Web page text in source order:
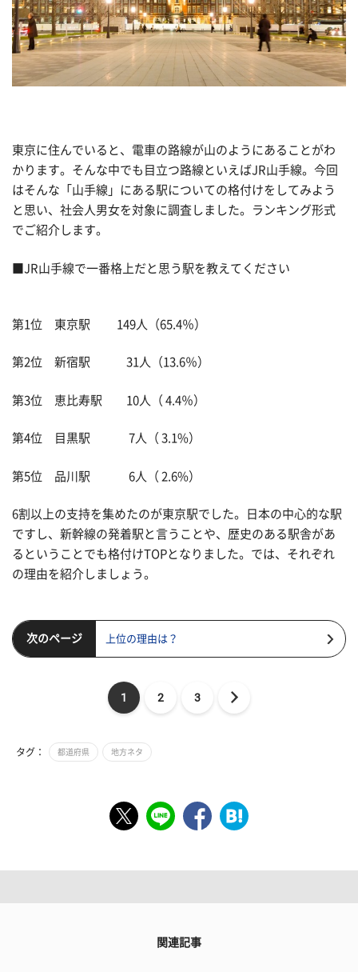
東京に住んでいると、電車の路線が山のようにあることがわ
かります。そんな中でも目立つ路線といえばJR山手線。今回
はそんな「山手線」にある駅についての格付けをしてみよう
と思い、社会人男女を対象に調査しました。ランキング形式
でご紹介します。
■JR山手線で一番格上だと思う駅を教えてください
第1位 東京駅 149人（65.4％）
第2位 新宿駅 31人（13.6％）
第3位 恵比寿駅 10人（ 4.4％）
第4位 目黒駅 7人（ 3.1%）
第5位 品川駅 6人（ 2.6%）
6割以上の支持を集めたのが東京駅でした。日本の中心的な駅
ですし、新幹線の発着駅と言うことや、歴史のある駅舎があ
るということでも格付けTOPとなりました。では、それぞれ
の理由を紹介しましょう。
次のページ 上位の理由は？
1 2 3
タグ： 都道府県 地方ネタ
関連記事